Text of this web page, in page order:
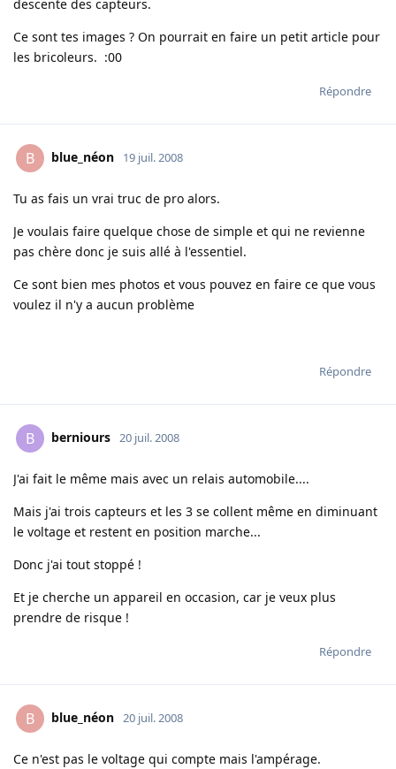
descente des capteurs.
Ce sont tes images ? On pourrait en faire un petit article pour
les bricoleurs. :00
Répondre
B blue_néon 19 juil. 2008
Tu as fais un vrai truc de pro alors.
Je voulais faire quelque chose de simple et qui ne revienne
pas chère donc je suis allé à l'essentiel.
Ce sont bien mes photos et vous pouvez en faire ce que vous
voulez il n'y a aucun problème
Répondre
B berniours 20 juil. 2008
J'ai fait le même mais avec un relais automobile....
Mais j'ai trois capteurs et les 3 se collent même en diminuant
le voltage et restent en position marche...
Donc j'ai tout stoppé !
Et je cherche un appareil en occasion, car je veux plus
prendre de risque !
Répondre
B blue_néon 20 juil. 2008
Ce n'est pas le voltage qui compte mais l'ampérage.